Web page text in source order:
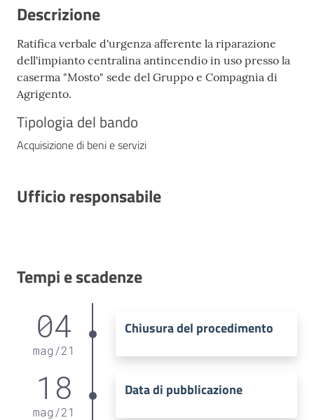
Descrizione
Ratifica verbale d'urgenza afferente la riparazione
dell'impianto centralina antincendio in uso presso la
caserma "Mosto" sede del Gruppo e Compagnia di
Agrigento.
Tipologia del bando
Acquisizione di beni e servizi
Ufficio responsabile
Tempi e scadenze
04
mag /21
Chiusura del procedimento
18
mag /21
Data di pubblicazione